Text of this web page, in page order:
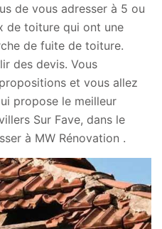
de vous adresser à 5 ou
de toiture qui ont une
de fuite de toiture.
des devis. Vous
et vous allez
propose le meilleur
Sur Fave, dans le
à MW Rénovation .